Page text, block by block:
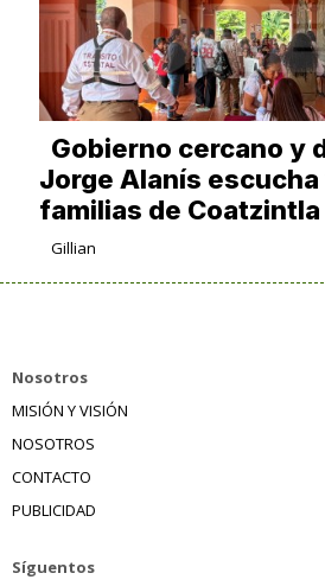
Gobierno cercano y
Jorge Alanís
familias de Coatzintla
Gillian
Nosotros
MISIÓN Y VISIÓN
NOSOTROS
CONTACTO
PUBLICIDAD
Síguentos